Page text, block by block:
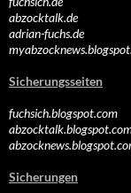
abzocktalk.de
adrian-fuchs.de
Sicherungsseiten
fuchsich.blogspot.com
Sicherungen